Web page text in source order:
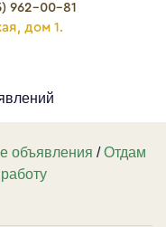
962-00-81
дом 1.
объявления /Отдам